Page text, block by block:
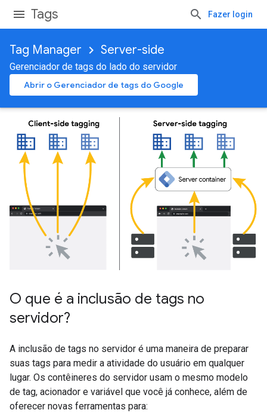
Tags Fazer login
Tag Manager Server-side
Gerenciador de tags do lado do servidor
Abrir o Gerenciador de tags do Google
O que é a inclusão de tags no
servidor?
A inclusão de tags no servidor é uma maneira de preparar
suas tags para medir a atividade do usuário em qualquer
lugar. Os contêineres do servidor usam o mesmo modelo
de tag, acionador e variável que você já conhece, além de
oferecer novas ferramentas para: